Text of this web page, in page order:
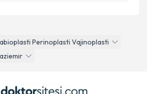
Perinoplasti Vajinoplasti